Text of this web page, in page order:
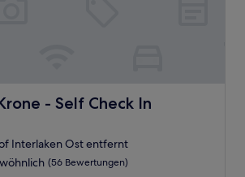
- Self Check In
- Self Check In
Interlaken Ost entfernt
(56 Bewertungen)